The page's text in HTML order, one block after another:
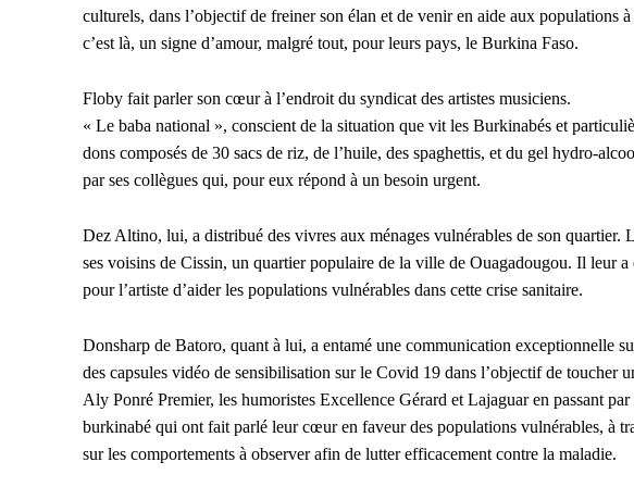
culturels, dans l’objectif de freiner son élan et de venir en aide aux populations
c’est là, un signe d’amour, malgré tout, pour leurs pays, le Burkina Faso.
Floby fait parler son cœur à l’endroit du syndicat des artistes musiciens.
« Le baba national », conscient de la situation que vit les Burkinabés et
dons composés de 30 sacs de riz, de l’huile, des spaghettis, et du gel hydro-
par ses collègues qui, pour eux répond à un besoin urgent.
Dez Altino, lui, a distribué des vivres aux ménages vulnérables de son quartier.
ses voisins de Cissin, un quartier populaire de la ville de Ouagadougou. Il leur
pour l’artiste d’aider les populations vulnérables dans cette crise sanitaire.
Donsharp de Batoro, quant à lui, a entamé une communication exceptionnelle
des capsules vidéo de sensibilisation sur le Covid 19 dans l’objectif de toucher
Aly Ponré Premier, les humoristes Excellence Gérard et Lajaguar en passant
burkinabé qui ont fait parlé leur cœur en faveur des populations vulnérables, à
sur les comportements à observer afin de lutter efficacement contre la maladie.